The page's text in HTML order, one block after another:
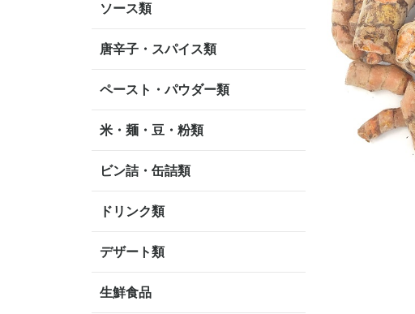
ソース類
唐辛子・スパイス類
ペースト・パウダー類
米・麺・豆・粉類
ビン詰・缶詰類
ドリンク類
デザート類
生鮮食品